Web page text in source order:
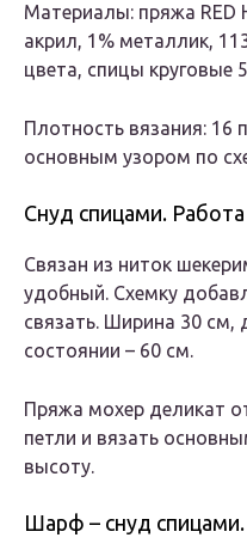
Материалы: пряжа RED
акрил, 1% металлик,
цвета, спицы круговые
Плотность вязания: 16
основным узором по
Снуд спицами.
Связан из ниток
удобный. Схемку
связать. Ширина 30
состоянии – 60 см.
Пряжа мохер деликат
петли и вязать
высоту.
Шарф – снуд